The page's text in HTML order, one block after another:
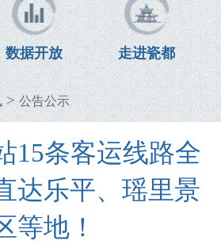
数据开放 走进瓷都
>公告公示
15条客运线路全
达乐平、瑶里景
等地！